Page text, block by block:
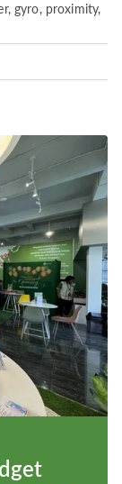
gyro, proximity,
+ 2